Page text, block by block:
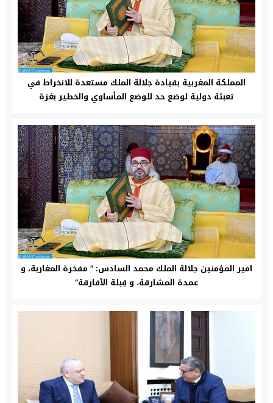
المملكة المغربية بقيادة جلالة الملك مستعدة للانخراط في
تعبئة دولية لوضع حد للوضع المأساوي والخطير بغزة
امير المؤمنين جلالة الملك محمد السادس: ” مفخرة المغاربة، و
عمدة المشارقة، و قِبلة الأفارقة”